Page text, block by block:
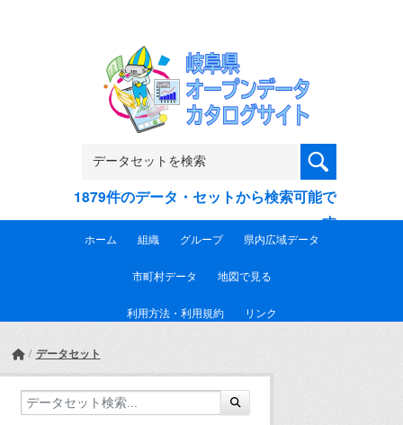
1879件のデータ・セットから検索可能で
す
ホーム 組織 グループ 県内広域データ
市町村データ 地図で見る
利用方法・利用規約 リンク
データセット